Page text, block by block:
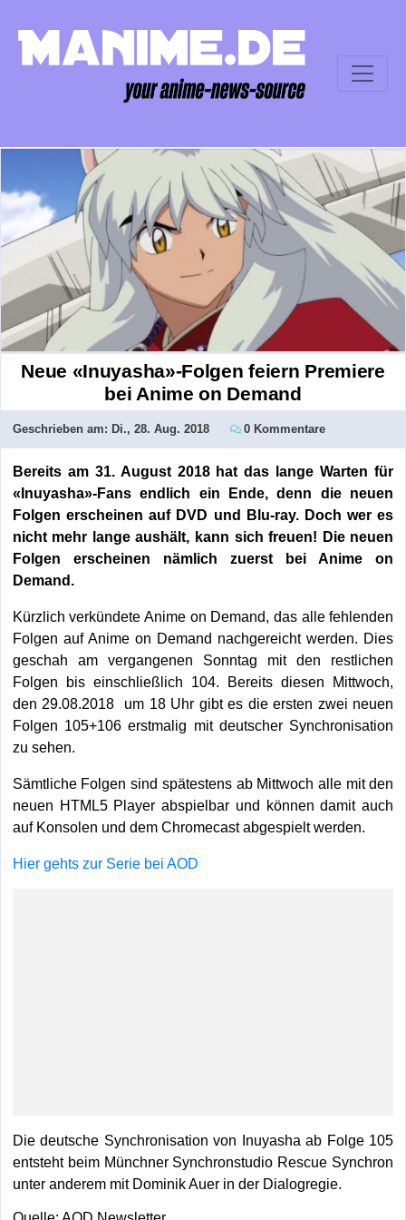
Neue «Inuyasha»-Folgen feiern Premiere
bei Anime on Demand
Geschrieben am: Di., 28. Aug. 2018 0 Kommentare
Bereits am 31. August 2018 hat das lange Warten für
«Inuyasha»-Fans endlich ein Ende, denn die neuen
Folgen erscheinen auf DVD und Blu-ray. Doch wer es
nicht mehr lange aushält, kann sich freuen! Die neuen
Folgen erscheinen nämlich zuerst bei Anime on
Demand.
Kürzlich verkündete Anime on Demand, das alle fehlenden
Folgen auf Anime on Demand nachgereicht werden. Dies
geschah am vergangenen Sonntag mit den restlichen
Folgen bis einschließlich 104. Bereits diesen Mittwoch,
den 29.08.2018 um 18 Uhr gibt es die ersten zwei neuen
Folgen 105+106 erstmalig mit deutscher Synchronisation
zu sehen.
Sämtliche Folgen sind spätestens ab Mittwoch alle mit den
neuen HTML5 Player abspielbar und können damit auch
auf Konsolen und dem Chromecast abgespielt werden.
Hier gehts zur Serie bei AOD
Die deutsche Synchronisation von Inuyasha ab Folge 105
entsteht beim Münchner Synchronstudio Rescue Synchron
unter anderem mit Dominik Auer in der Dialogregie.